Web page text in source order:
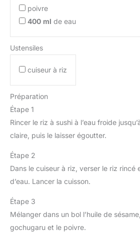
poivre
400 ml de eau
Ustensiles
cuiseur à riz
Préparation
Étape 1
Rincer le riz à sushi à l’eau froide
claire, puis le laisser égoutter.
Étape 2
Dans le cuiseur à riz, verser le riz rincé
d’eau. Lancer la cuisson.
Étape 3
Mélanger dans un bol l’huile de
gochugaru et le poivre.